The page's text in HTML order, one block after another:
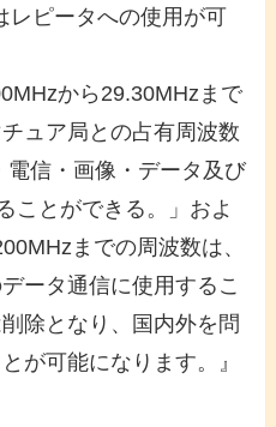
レピータへの使用が可
から29.30MHzまで
ュア局との占有周波数
信・画像・データ及び
ことができる。」およ
までの周波数は、
ータ通信に使用するこ
除となり、国内外を問
が可能になります。』